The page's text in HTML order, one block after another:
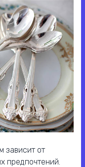
зависит от
предпочтений.